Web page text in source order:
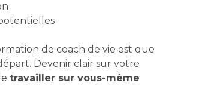
de coach de vie est que
Devenir clair sur votre
travailler sur vous-même